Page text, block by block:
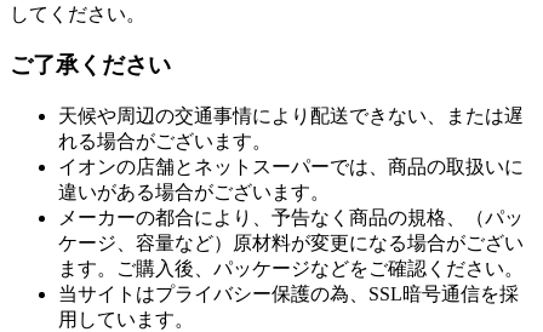
してください。
ご了承ください
天候や周辺の交通事情により配送できない、または遅
れる場合がございます。
イオンの店舗とネットスーパーでは、商品の取扱いに
違いがある場合がございます。
メーカーの都合により、予告なく商品の規格、（パッ
ケージ、容量など）原材料が変更になる場合がござい
ます。ご購入後、パッケージなどをご確認ください。
当サイトはプライバシー保護の為、SSL暗号通信を採
用しています。